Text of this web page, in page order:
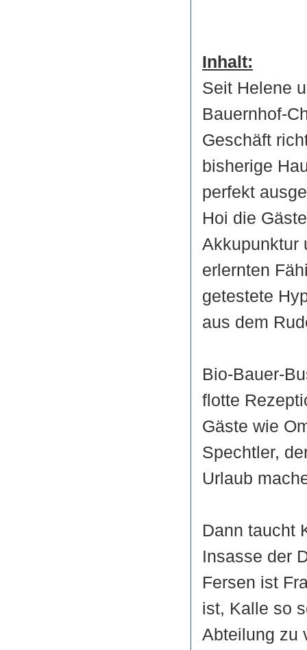
Inhalt:
Seit Helene
Bauernhof-
Geschäft
bisherige
perfekt
Hoi die
Akkupunktur
erlernten
getestete
aus dem
Bio-Bauer-
flotte
Gäste wie
Spechtler,
Urlaub
Dann taucht
Insasse der
Fersen ist
ist, Kalle so
Abteilung zu